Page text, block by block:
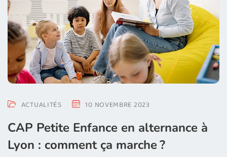
ACTUALITÉS 10 NOVEMBRE 2023
CAP Petite Enfance en alternance à
Lyon : comment ça marche ?